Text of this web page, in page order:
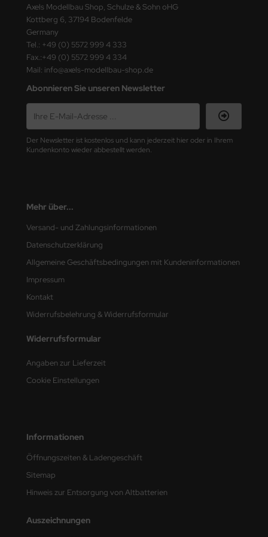
Axels Modellbau Shop, Schulze & Sohn oHG
Kottberg 6, 37194 Bodenfelde
Germany
Tel.: +49 (0) 5572 999 4 333
Fax.:+49 (0) 5572 999 4 334
Mail: info@axels-modellbau-shop.de
Abonnieren Sie unseren Newsletter
Der Newsletter ist kostenlos und kann jederzeit hier oder in Ihrem
Kundenkonto wieder abbestellt werden.
Mehr über...
Versand- und Zahlungsinformationen
Datenschutzerklärung
Allgemeine Geschäftsbedingungen mit Kundeninformationen
Impressum
Kontakt
Widerrufsbelehrung & Widerrufsformular
Widerrufsformular
Angaben zur Lieferzeit
Cookie Einstellungen
Informationen
Öffnungszeiten & Ladengeschäft
Sitemap
Hinweis zur Entsorgung von Altbatterien
Auszeichnungen
Field Model
Model
Kits
Hobby
Model